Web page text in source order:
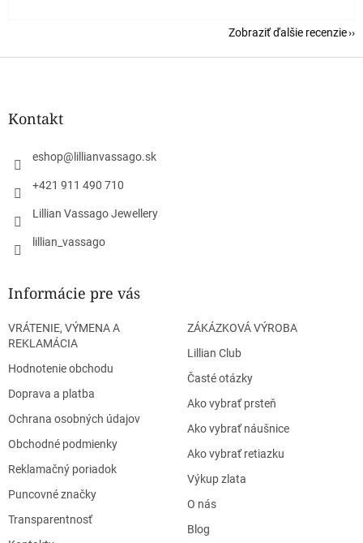
Zobraziť ďalšie recenzie
Z
Kontakt
eshop@ lillianvassago.sk
+421 911 490 710
Lillian Vassago Jewellery
lillian_vassago
Informácie pre vás
VRÁTENIE, VÝMENA A
REKLAMÁCIA
Hodnotenie obchodu
Doprava a platba
Ochrana osobných údajov
Obchodné podmienky
Reklamačný poriadok
Puncovné značky
Transparentnosť
ZÁKÁZKOVÁ VÝROBA
Lillian Club
Časté otázky
Ako vybrať prsteň
Ako vybrať náušnice
Ako vybrať retiazku
Výkup zlata
O nás
Blog